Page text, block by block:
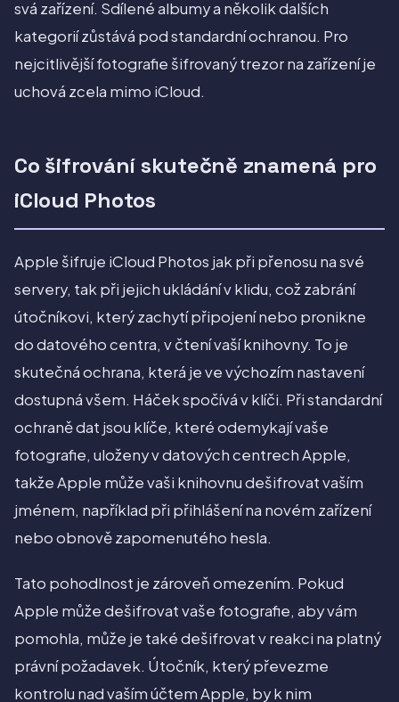
svá zařízení. Sdílené albumy a několik dalších
kategorií zůstává pod standardní ochranou. Pro
nejcitlivější fotografie šifrovaný trezor na zařízení je
uchová zcela mimo iCloud.
Co šifrování skutečně znamená pro
iCloud Photos
Apple šifruje iCloud Photos jak při přenosu na své
servery, tak při jejich ukládání v klidu, což zabrání
útočníkovi, který zachytí připojení nebo pronikne
do datového centra, v čtení vaší knihovny. To je
skutečná ochrana, která je ve výchozím nastavení
dostupná všem. Háček spočívá v klíči. Při standardní
ochraně dat jsou klíče, které odemykají vaše
fotografie, uloženy v datových centrech Apple,
takže Apple může vaši knihovnu dešifrovat vaším
jménem, například při přihlášení na novém zařízení
nebo obnově zapomenutého hesla.
Tato pohodlnost je zároveň omezením. Pokud
Apple může dešifrovat vaše fotografie, aby vám
pomohla, může je také dešifrovat v reakci na platný
právní požadavek. Útočník, který převezme
kontrolu nad vaším účtem Apple, by k nim